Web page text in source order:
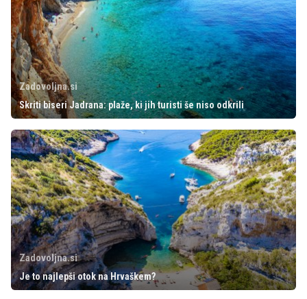
Zadovoljna.si
Skriti biseri Jadrana: plaže, ki jih turisti še niso odkrili
Zadovoljna.si
Je to najlepši otok na Hrvaškem?